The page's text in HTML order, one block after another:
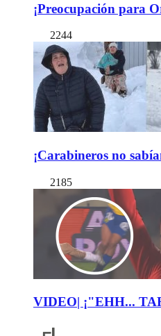
¡Preocupación para
2244
¡Carabineros no
2185
VIDEO| ¡"EHH...